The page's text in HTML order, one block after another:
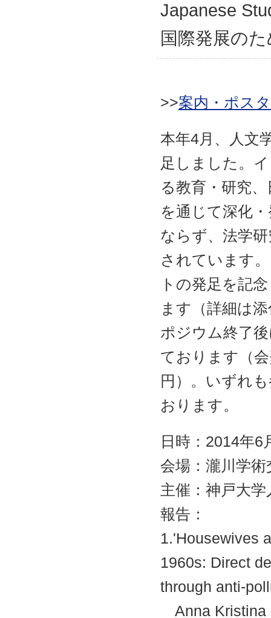
Japanese
国際発展の
>>案内・ポス
本年4月、人文
足しました。
る教育・研究
を通じて深化
ならず、法学
されています
トの発足を記
ます（詳細は
ポジウム終了
ております（
円）。いずれ
おります。
日時：2014年6
会場：瀧川学術
主催：神戸大
報告：
1.'Housewives
1960s: Direct
through anti-
Anna Kristina